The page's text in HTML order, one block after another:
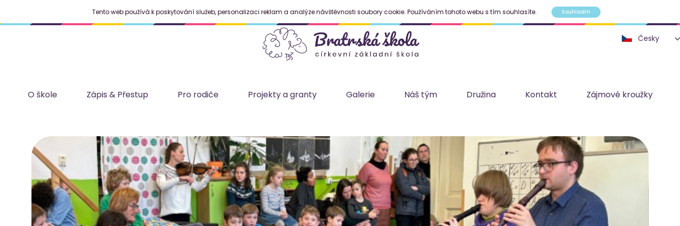
O škole Zápis & Přestup Pro rodiče Projekty a granty Galerie Náš tým Družina Kontakt Zájmové kroužky
Tento web používá k poskytování služeb, personalizaci reklam a analýze návštěvnosti soubory cookie. Používáním tohoto webu s tím souhlasíte. Souhlasím